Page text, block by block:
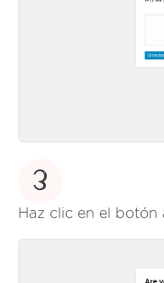
3
Haz clic en el botón